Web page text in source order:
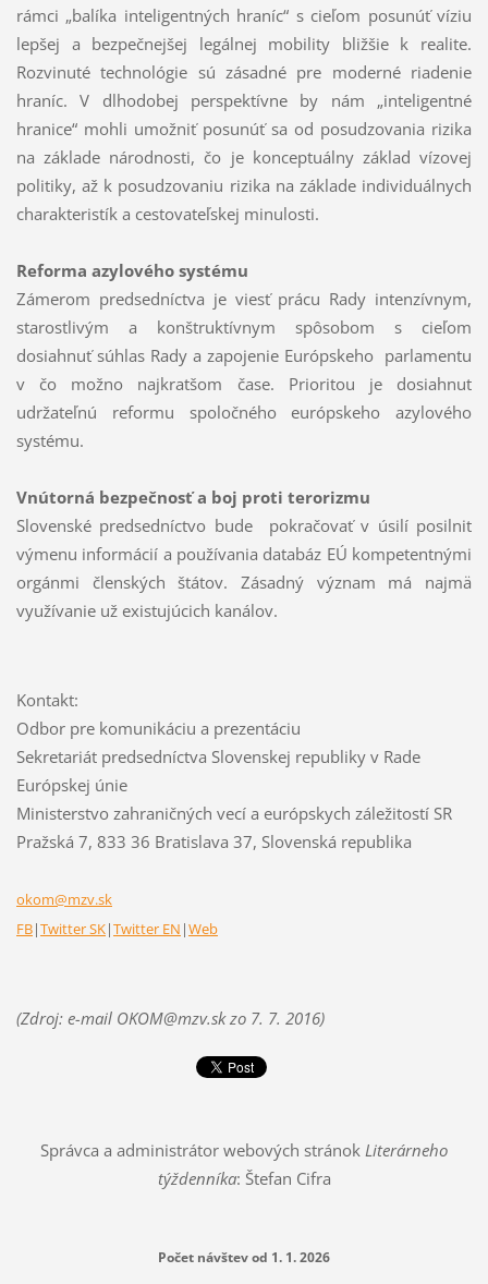
rámci „balíka inteligentných hraníc“ s cieľom posunúť víziu
lepšej a bezpečnejšej legálnej mobility bližšie k realite.
Rozvinuté technológie sú zásadné pre moderné riadenie
hraníc. V dlhodobej perspektívne by nám „inteligentné
hranice“ mohli umožniť posunúť sa od posudzovania rizika
na základe národnosti, čo je konceptuálny základ vízovej
politiky, až k posudzovaniu rizika na základe individuálnych
charakteristík a cestovateľskej minulosti.
Reforma azylového systému
Zámerom predsedníctva je viesť prácu Rady intenzívnym,
starostlivým a konštruktívnym spôsobom s cieľom
dosiahnuť súhlas Rady a zapojenie Európskeho parlamentu
v čo možno najkratšom čase. Prioritou je dosiahnuť
udržateľnú reformu spoločného európskeho azylového
systému.
Vnútorná bezpečnosť a boj proti terorizmu
Slovenské predsedníctvo bude pokračovať v úsilí posilniť
výmenu informácií a používania databáz EÚ kompetentnými
orgánmi členských štátov. Zásadný význam má najmä
využívanie už existujúcich kanálov.
Kontakt:
Odbor pre komunikáciu a prezentáciu
Sekretariát predsedníctva Slovenskej republiky v Rade
Európskej únie
Ministerstvo zahraničných vecí a európskych záležitostí SR
Pražská 7, 833 36 Bratislava 37, Slovenská republika
okom@mzv.sk
FB|Twitter SK|Twitter EN |Web
(Zdroj: e-mail OKOM@mzv.sk zo 7. 7. 2016)
Správca a administrátor webových stránok Literárneho
týždenníka: Štefan Cifra
Počet návštev od 1. 1. 2026